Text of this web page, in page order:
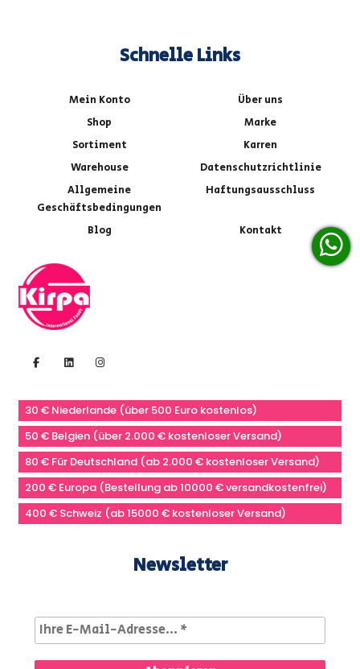
Schnelle Links
Mein Konto
Über uns
Shop
Marke
Sortiment
Karren
Warehouse
Datenschutzrichtlinie
Allgemeine
Geschäftsbedingungen
Haftungsausschluss
Blog Kontakt
30 € Niederlande (über 500 Euro kostenlos)
50 € Belgien (über 2.000 € kostenloser Versand)
80 € Für Deutschland (ab 2.000 € kostenloser Versand)
200 € Europa (Bestellung ab 10000 € versandkostenfrei)
400 € Schweiz (ab 15000 € kostenloser Versand)
Newsletter